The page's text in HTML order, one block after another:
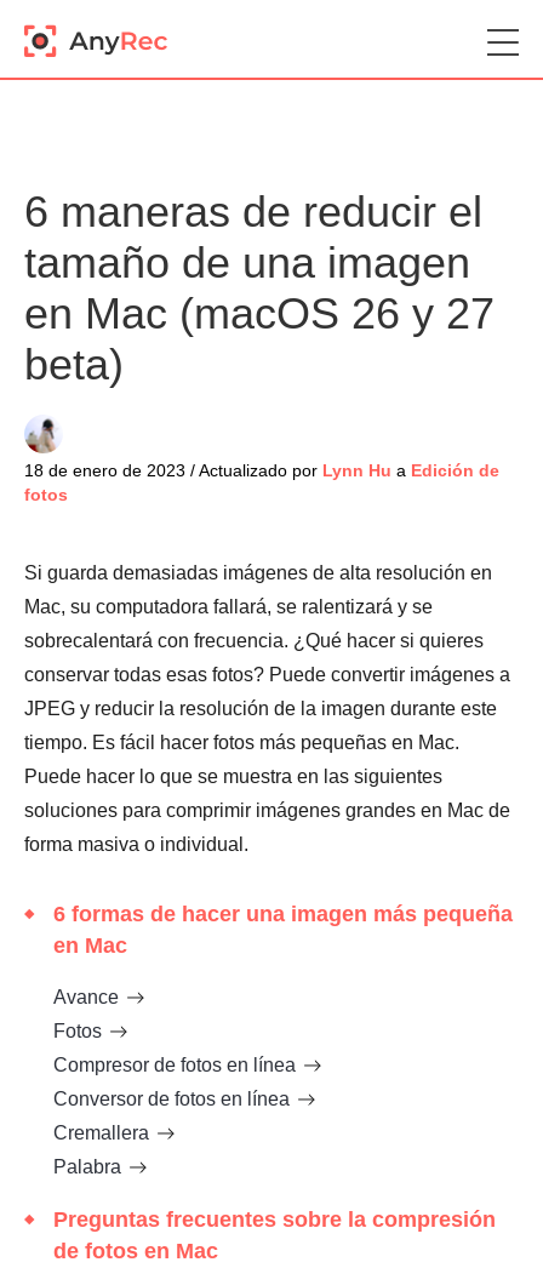
6 maneras de reducir el
tamaño de una imagen
en Mac (macOS 26 y 27
beta)
18 de enero de 2023 / Actualizado por Lynn Hu a Edición de
fotos
Si guarda demasiadas imágenes de alta resolución en
Mac, su computadora fallará, se ralentizará y se
sobrecalentará con frecuencia. ¿Qué hacer si quieres
conservar todas esas fotos? Puede convertir imágenes a
JPEG y reducir la resolución de la imagen durante este
tiempo. Es fácil hacer fotos más pequeñas en Mac.
Puede hacer lo que se muestra en las siguientes
soluciones para comprimir imágenes grandes en Mac de
forma masiva o individual.
6 formas de hacer una imagen más pequeña
en Mac
Avance
Fotos
Compresor de fotos en línea
Conversor de fotos en línea
Cremallera
Palabra
Preguntas frecuentes sobre la compresión
de fotos en Mac